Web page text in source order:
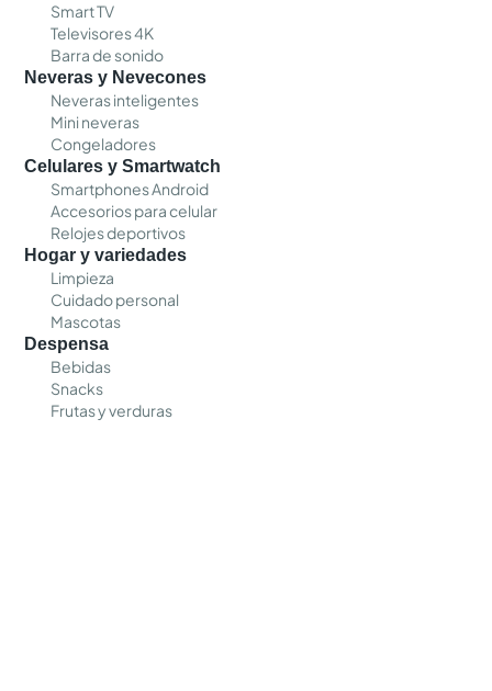
Smart TV
Televisores 4K
Barra de sonido
Neveras y Nevecones
Neveras inteligentes
Mini neveras
Congeladores
Celulares y Smartwatch
Smartphones Android
Accesorios para celular
Relojes deportivos
Hogar y variedades
Limpieza
Cuidado personal
Mascotas
Despensa
Bebidas
Snacks
Frutas y verduras